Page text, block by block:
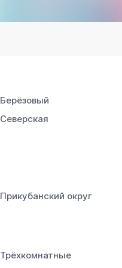
Берёзовый
Северская
Прикубанский округ
Трёхкомнатные